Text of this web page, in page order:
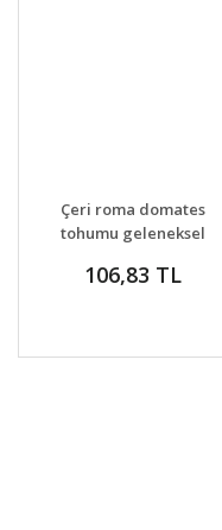
DETAYLAR
VER
Çeri roma domates
tohumu geleneksel
106,83 TL